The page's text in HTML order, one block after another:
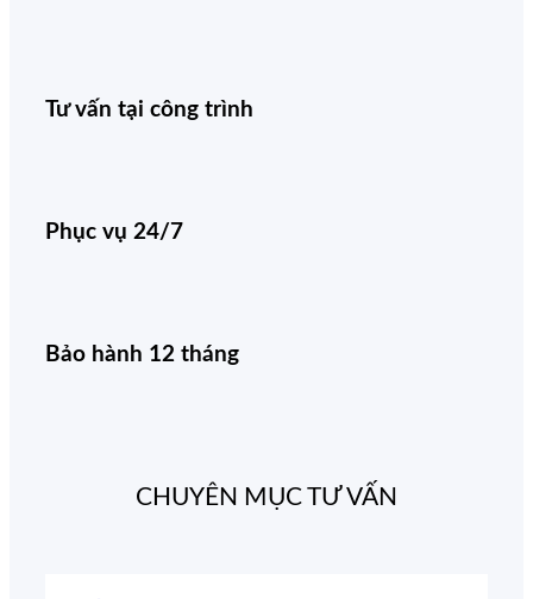
Tư vấn tại công trình
Phục vụ 24/7
Bảo hành 12 tháng
CHUYÊN MỤC TƯ VẤN